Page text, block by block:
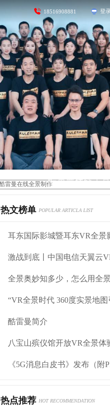
18516908881 登
酷雷曼在线全
热文榜单 POPULAR ARTICLA LIST
全景奥妙知多少，怎么用全
“VR全景时代 360度实景地
酷雷曼简介
八宝山殡仪馆开放VR全景体
《5G消息白皮书》发布（附
热点推荐 HOT RECOMMENDATION